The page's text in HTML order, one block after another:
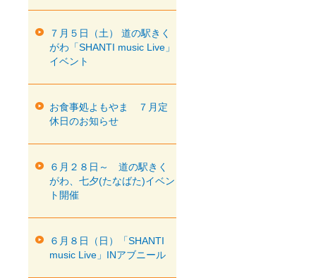
７月５日（土） 道の駅きく
がわ「SHANTI music Live」
イベント
お食事処よもやま ７月定
休日のお知らせ
６月２８日～ 道の駅きく
がわ、七夕(たなばた)イベン
ト開催
６月８日（日）「SHANTI
music Live」INアブニール